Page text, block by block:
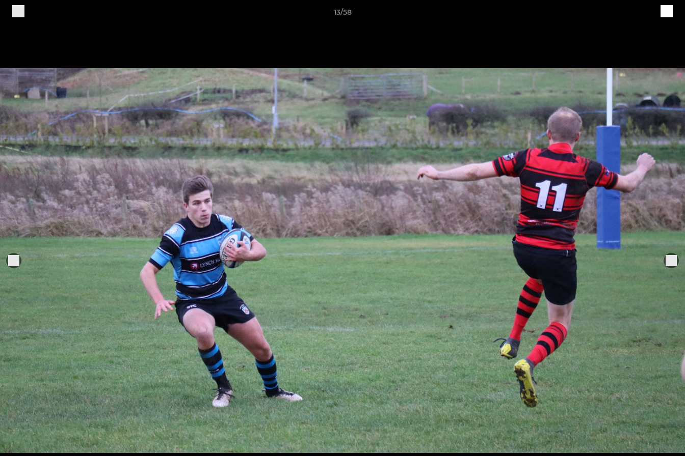
13/58